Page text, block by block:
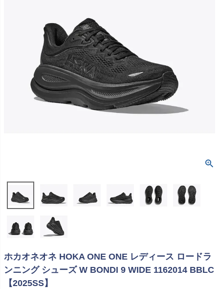
ホカオネオネ HOKA ONE ONE レディース ロードラ
ンニング シューズ W BONDI 9 WIDE 1162014 BBLC
【2025SS】